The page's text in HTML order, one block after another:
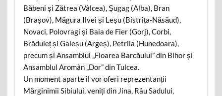
Băbeni și Zătrea (Vâlcea), Șugag (Alba), Bran
(Brașov), Măgura Ilvei și Leșu (Bistrița-Năsăud),
Novaci, Polovragi și Baia de Fier (Gorj), Corbi,
Brăduleț și Galeșu (Argeș), Petrila (Hunedoara),
precum și Ansamblul „Floarea Barcăului” din Bihor și
Ansamblul Aromân „Dor” din Tulcea.
Un moment aparte îl vor oferi reprezentanții
Mărginimii Sibiului, veniți din Jina, Râu Sadului,